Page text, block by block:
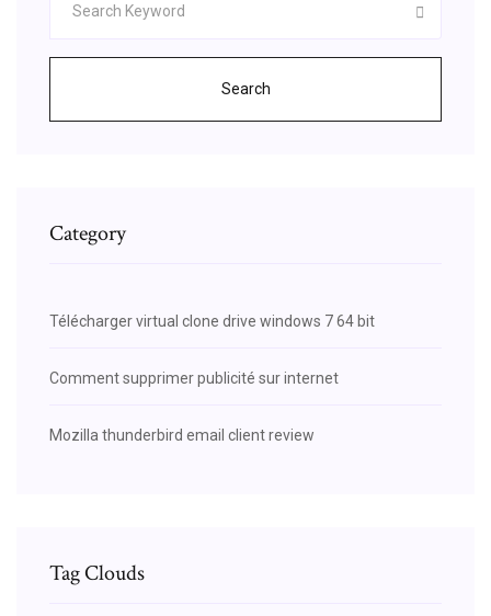
Search
Category
Télécharger virtual clone drive windows 7 64 bit
Comment supprimer publicité sur internet
Mozilla thunderbird email client review
Tag Clouds